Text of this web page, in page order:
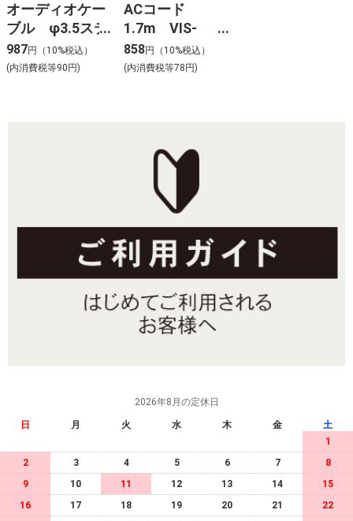
オーディオケー
ブル φ3.5ステ
レオミニプラグ
＋φ3.5ステレオ
987円（10%税込）
(内消費税等90円)
ACコード
1.7m VIS-
C7508
858円（10%税込）
(内消費税等78円)
2026年8月の定休日
日 月 火 水 木 金
土
1
2
3 4 5 6 7
8
9
10 11 12 13 14
15
16
17 18 19 20 21
22